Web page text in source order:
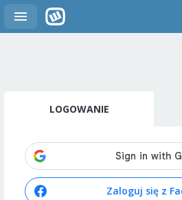
LOGOWANIE
Zaloguj się z